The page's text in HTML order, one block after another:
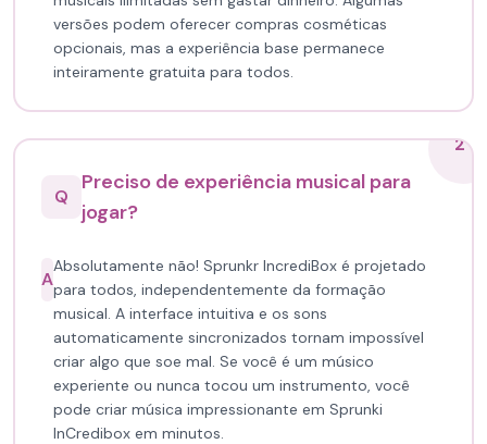
versões podem oferecer compras cosméticas
opcionais, mas a experiência base permanece
inteiramente gratuita para todos.
2
Q
Preciso de experiência musical para
jogar?
A
Absolutamente não! Sprunkr IncrediBox é projetado
para todos, independentemente da formação
musical. A interface intuitiva e os sons
automaticamente sincronizados tornam impossível
criar algo que soe mal. Se você é um músico
experiente ou nunca tocou um instrumento, você
pode criar música impressionante em Sprunki
InCredibox em minutos.